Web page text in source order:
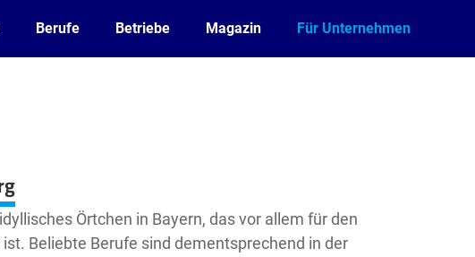
Berufe Betriebe Magazin Für Unternehmen
Örtchen in Bayern, das vor allem für den
Beliebte Berufe sind dementsprechend in der